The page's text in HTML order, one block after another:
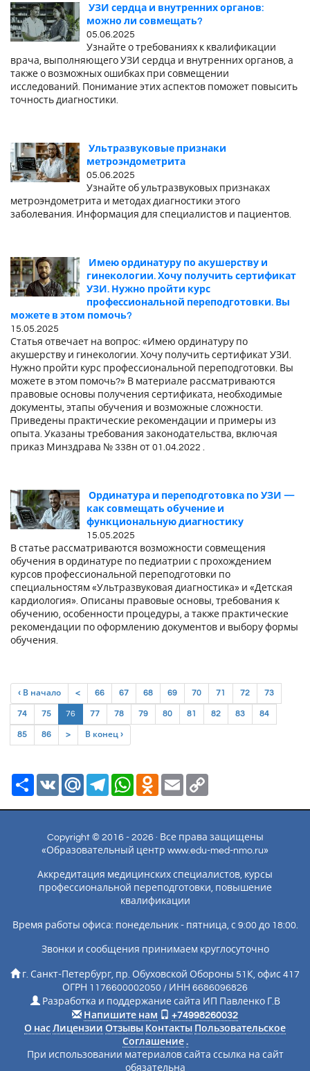
УЗИ сердца и внутренних органов:
можно ли совмещать?
05.06.2025
Узнайте о требованиях к квалификации
врача, выполняющего УЗИ сердца и внутренних органов, а
также о возможных ошибках при совмещении
исследований. Понимание этих аспектов поможет повысить
точность диагностики.
Ультразвуковые признаки
метроэндометрита
05.06.2025
Узнайте об ультразвуковых признаках
метроэндометрита и методах диагностики этого
заболевания. Информация для специалистов и пациентов.
Имею ординатуру по акушерству и
гинекологии. Хочу получить сертификат
УЗИ. Нужно пройти курс
профессиональной переподготовки. Вы
можете в этом помочь?
15.05.2025
Статья отвечает на вопрос: «Имею ординатуру по
акушерству и гинекологии. Хочу получить сертификат УЗИ.
Нужно пройти курс профессиональной переподготовки. Вы
можете в этом помочь?» В материале рассматриваются
правовые основы получения сертификата, необходимые
документы, этапы обучения и возможные сложности.
Приведены практические рекомендации и примеры из
опыта. Указаны требования законодательства, включая
приказ Минздрава № 338н от 01.04.2022 .
Ординатура и переподготовка по УЗИ —
как совмещать обучение и
функциональную диагностику
15.05.2025
В статье рассматриваются возможности совмещения
обучения в ординатуре по педиатрии с прохождением
курсов профессиональной переподготовки по
специальностям «Ультразвуковая диагностика» и «Детская
кардиология». Описаны правовые основы, требования к
обучению, особенности процедуры, а также практические
рекомендации по оформлению документов и выбору формы
обучения.
‹ В начало < 66 67 68 69 70 71 72 73
74 75 76(current)
77 78 79 80 81 82 83 84
85 86 > В конец ›
РесурсVK Mail.Ru TelegramWhatsAppOdnoklassniki
Email
Copyright © 2016 - 2026 · Все права защищены
«Образовательный центр www.edu-med-nmo.ru»
Аккредитация медицинских специалистов, курсы
профессиональной переподготовки, повышение
квалификации
Время работы офиса: понедельник - пятница, с 9:00 до 18:00.
Звонки и сообщения принимаем круглосуточно
г. Санкт-Петербург, пр. Обуховской Обороны 51К, офис 417
ОГРН 1176600002050 / ИНН 6686096826
Разработка и поддержание сайта ИП Павленко Г.В
Напишите нам
+74998260032
О нас Лицензии Отзывы Контакты Пользовательское
Соглашение .
При использовании материалов сайта ссылка на сайт
обязательна